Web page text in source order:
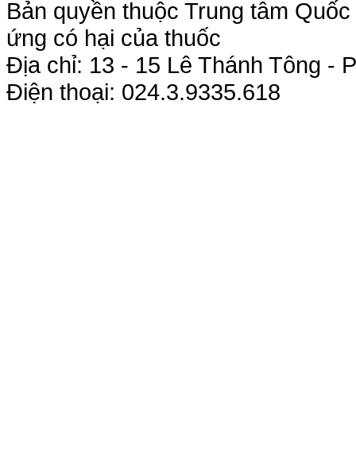
Bản quyền thuộc Trung tâm
ứng có hại của thuốc
Địa chỉ: 13 - 15 Lê Thánh Tông -
Điện thoại: 024.3.9335.618